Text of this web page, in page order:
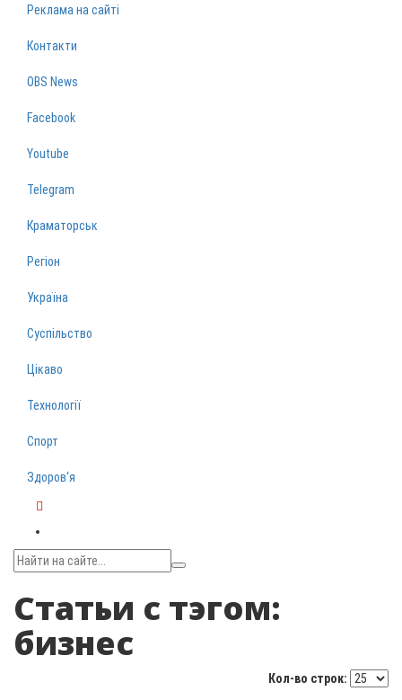
Реклама на сайті
Контакти
OBS News
Facebook
Youtube
Telegram
Краматорськ
Регіон
Україна
Суспільство
Цікаво
Технології
Спорт
Здоров‘я
Статьи с тэгом:
бизнес
Кол-во строк: